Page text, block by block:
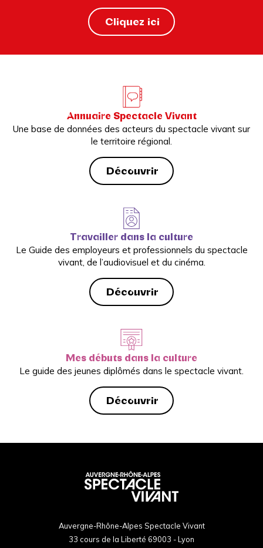
Cliquez ici
Annuaire Spectacle Vivant
Une base de données des acteurs du spectacle vivant sur
le territoire régional.
Découvrir
Travailler dans la culture
Le Guide des employeurs et professionnels du spectacle
vivant, de l’audiovisuel et du cinéma.
Découvrir
Mes débuts dans la culture
Le guide des jeunes diplômés dans le spectacle vivant.
Découvrir
Auvergne-Rhône-Alpes Spectacle Vivant
33 cours de la Liberté 69003 - Lyon